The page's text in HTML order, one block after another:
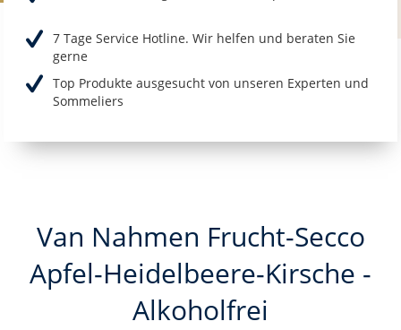
7 Tage Service Hotline. Wir helfen und beraten Sie
gerne
Top Produkte ausgesucht von unseren Experten und
Sommeliers
Van Nahmen Frucht-Secco
Apfel-Heidelbeere-Kirsche -
Alkoholfrei